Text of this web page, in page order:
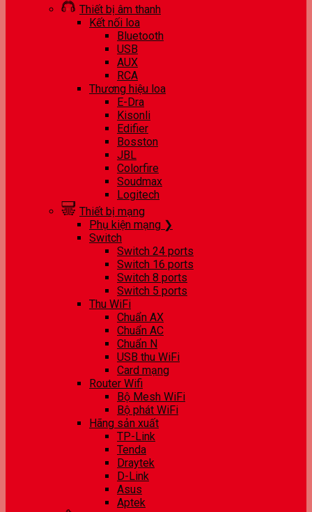
Thiết bị âm thanh
Kết nối loa
Bluetooth
USB
AUX
RCA
Thương hiệu loa
E-Dra
Kisonli
Edifier
Bosston
JBL
Colorfire
Soudmax
Logitech
Thiết bị mạng
Phụ kiện mạng ❯
Switch
Switch 24 ports
Switch 16 ports
Switch 8 ports
Switch 5 ports
Thu WiFi
Chuẩn AX
Chuẩn AC
Chuẩn N
USB thu WiFi
Card mạng
Router Wifi
Bộ Mesh WiFi
Bộ phát WiFi
Hãng sản xuất
TP-Link
Tenda
Draytek
D-Link
Asus
Aptek